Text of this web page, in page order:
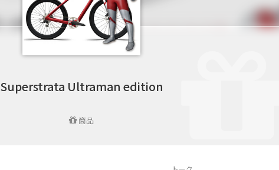
Superstrata Ultraman edition
商品